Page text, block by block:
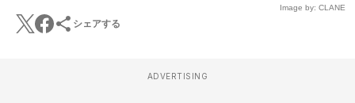
Image by: CLANE
シェアする
ADVERTISING